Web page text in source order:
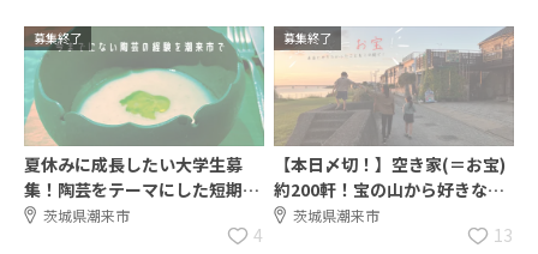
募集終了
夏休みに成長したい大学生募
集！陶芸をテーマにした短期ア
ーティストインレジデンスを開
茨城県潮来市
4
募集終了
【本日〆切！】空き家(＝お宝)
約200軒！宝の山から好きな空
き家を選び、リノベーションし
て自分のお店を持ちたい人大募
茨城県潮来市
13